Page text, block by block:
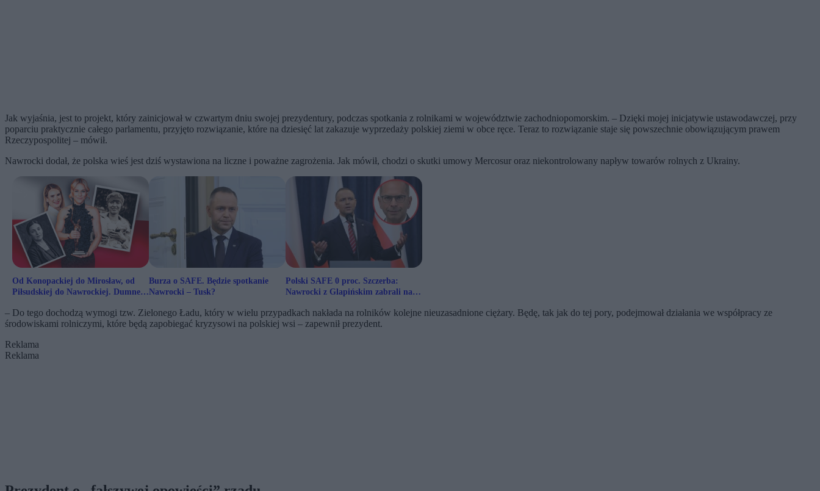
Jak wyjaśnia, jest to projekt, który zainicjował w czwartym dniu swojej prezydentury, podczas spotkania z rolnikami w województwie zachodniopomorskim. – Dzięki mojej inicjatywie ustawodawczej, przy
poparciu praktycznie całego parlamentu, przyjęto rozwiązanie, które na dziesięć lat zakazuje wyprzedaży polskiej ziemi w obce ręce. Teraz to rozwiązanie staje się powszechnie obowiązującym prawem
Rzeczypospolitej – mówił.
Nawrocki dodał, że polska wieś jest dziś wystawiona na liczne i poważne zagrożenia. Jak mówił, chodzi o skutki umowy Mercosur oraz niekontrolowany napływ towarów rolnych z Ukrainy.
Od Konopackiej do Mirosław, od
Piłsudskiej do Nawrockiej. Dumne
Burza o SAFE. Będzie spotkanie
Nawrocki – Tusk?
Polski SAFE 0 proc. Szczerba:
Nawrocki z Glapińskim zabrali nas
– Do tego dochodzą wymogi tzw. Zielonego Ładu, który w wielu przypadkach nakłada na rolników kolejne nieuzasadnione ciężary. Będę, tak jak do tej pory, podejmował działania we współpracy ze
środowiskami rolniczymi, które będą zapobiegać kryzysowi na polskiej wsi – zapewnił prezydent.
Reklama
Reklama